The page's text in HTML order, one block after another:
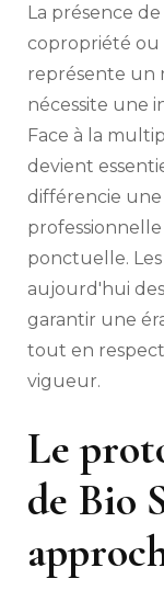
La présence
copropriété ou
représente un
nécessite une
Face à la
devient
différencie
ponctuelle.
aujourd'hui
garantir une
tout en
vigueur.
Le
de Bio